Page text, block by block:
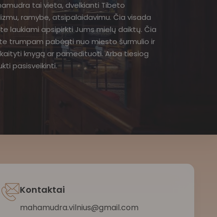
tai vieta, dvelkianti Tibeto
ramybe, atsipalaidavimu. Čia visada
laukiami apsipirkti Jums mielų daiktų. Čia
trumpam pabėgti nuo miesto šurmulio ir
knygą ar pamedituoti. Arba tiesiog
pasisveikinti.
Kontaktai
mahamudra.vilnius@gmail.com